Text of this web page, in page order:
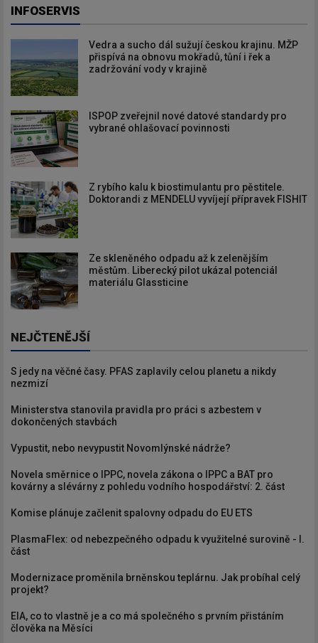
INFOSERVIS
Vedra a sucho dál sužují českou krajinu. MŽP
přispívá na obnovu mokřadů, tůní i řek a
zadržování vody v krajině
ISPOP zveřejnil nové datové standardy pro
vybrané ohlašovací povinnosti
Z rybího kalu k biostimulantu pro pěstitele.
Doktorandi z MENDELU vyvíjejí přípravek FISHIT
Ze skleněného odpadu až k zelenějším
městům. Liberecký pilot ukázal potenciál
materiálu Glassticine
NEJČTENĚJŠÍ
S jedy na věčné časy. PFAS zaplavily celou planetu a nikdy
nezmizí
Ministerstva stanovila pravidla pro práci s azbestem v
dokončených stavbách
Vypustit, nebo nevypustit Novomlýnské nádrže?
Novela směrnice o IPPC, novela zákona o IPPC a BAT pro
kovárny a slévárny z pohledu vodního hospodářství: 2. část
Komise plánuje začlenit spalovny odpadu do EU ETS
PlasmaFlex: od nebezpečného odpadu k využitelné surovině - I.
část
Modernizace proměnila brněnskou teplárnu. Jak probíhal celý
projekt?
EIA, co to vlastně je a co má společného s prvním přistáním
člověka na Měsíci